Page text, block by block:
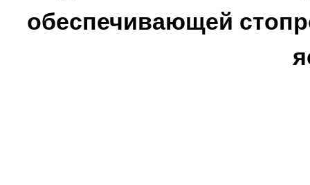
обеспечивающей